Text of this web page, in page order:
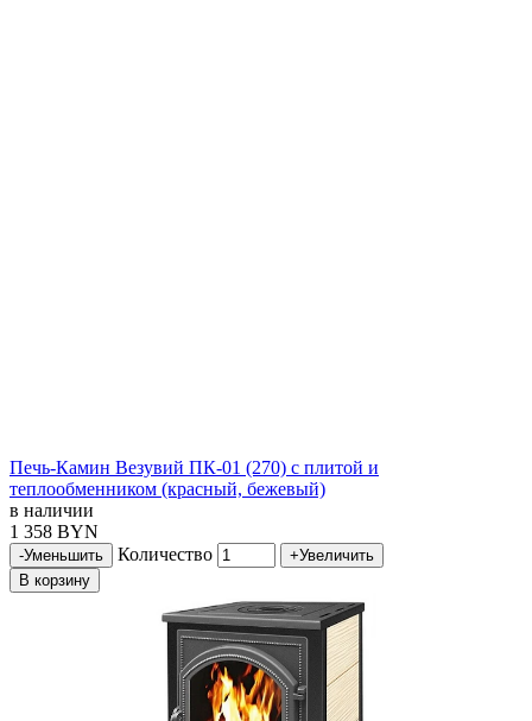
Печь-Камин Везувий ПК-01 (270) с плитой и
теплообменником (красный, бежевый)
в наличии
1 358 BYN
-Уменьшить Количество +Увеличить
В корзину